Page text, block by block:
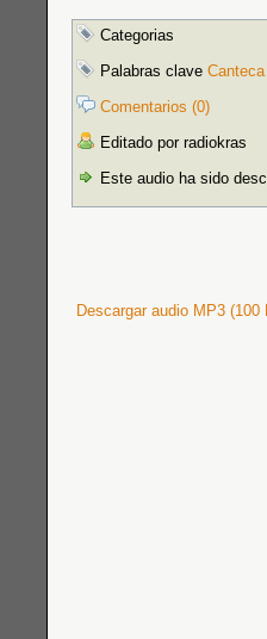
Categorias
Palabras clave
Comentarios (0)
Editado por radiokras
Este audio ha sido
Descargar audio MP3 (100